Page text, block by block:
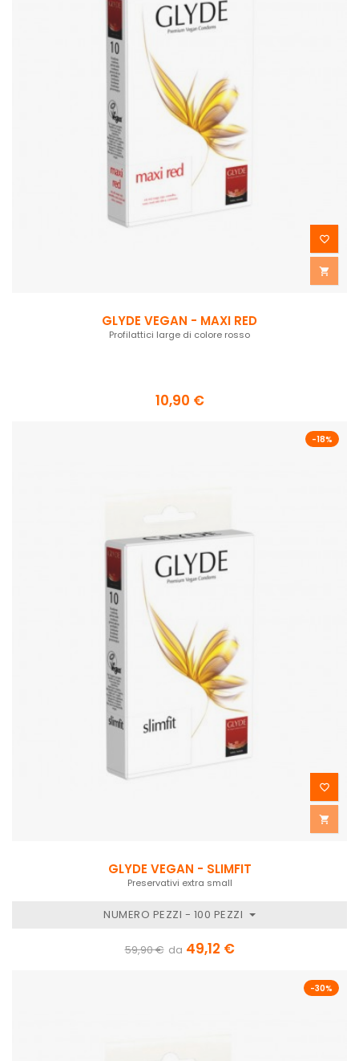


GLYDE VEGAN - MAXI RED
Profilattici large di colore rosso
10,90 €
-18%


GLYDE VEGAN - SLIMFIT
Preservativi extra small
NUMERO PEZZI - 100 PEZZI
59,90 € da 49,12 €
-30%